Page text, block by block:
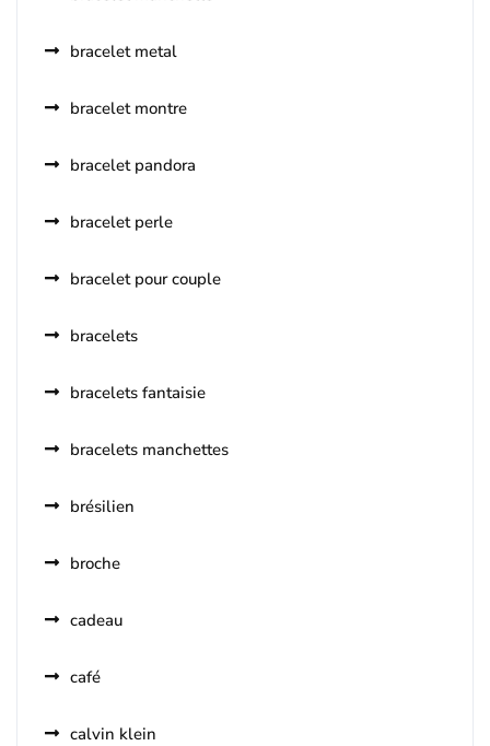
bracelet metal
bracelet montre
bracelet pandora
bracelet perle
bracelet pour couple
bracelets
bracelets fantaisie
bracelets manchettes
brésilien
broche
cadeau
café
calvin klein